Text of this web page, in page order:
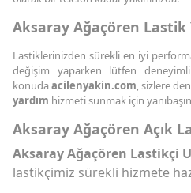
Aksaray Ağaçören Lastik
Lastiklerinizden sürekli en iyi
değişim yaparken lütfen
konudaacilenyakin.com , sizlere
yardım hizmeti sunmak için
Aksaray Ağaçören Açık
Aksaray Ağaçören Lastikçi
lastikçimiz sürekli hizmete